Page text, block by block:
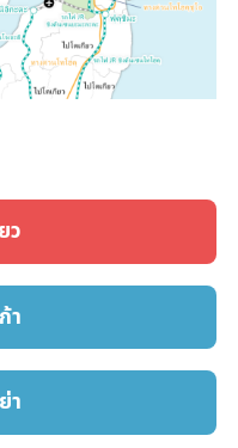
ว
า
า